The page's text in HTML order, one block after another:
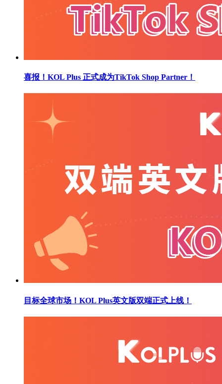
喜报！KOL Plus 正式成为TikTok Shop Partner！
目标全球市场！KOL Plus英文版双端正式上线！